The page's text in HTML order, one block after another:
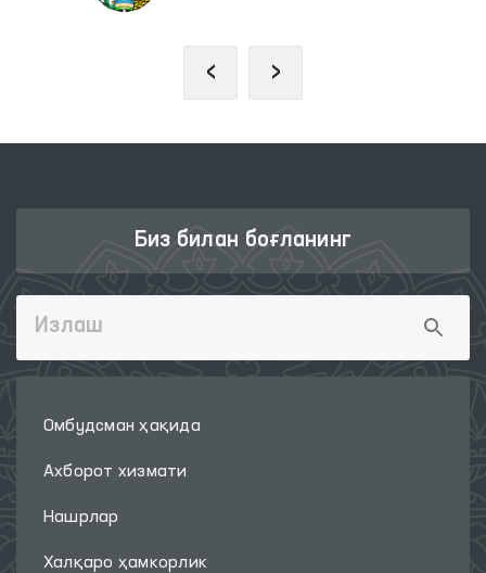
‹ ›
Биз билан боғланинг
Омбудсман ҳақида
Ахборот хизмати
Нашрлар
Халқаро ҳамкорлик